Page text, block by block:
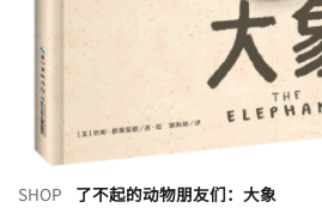
SHOP 了不起的动物朋友们：大象